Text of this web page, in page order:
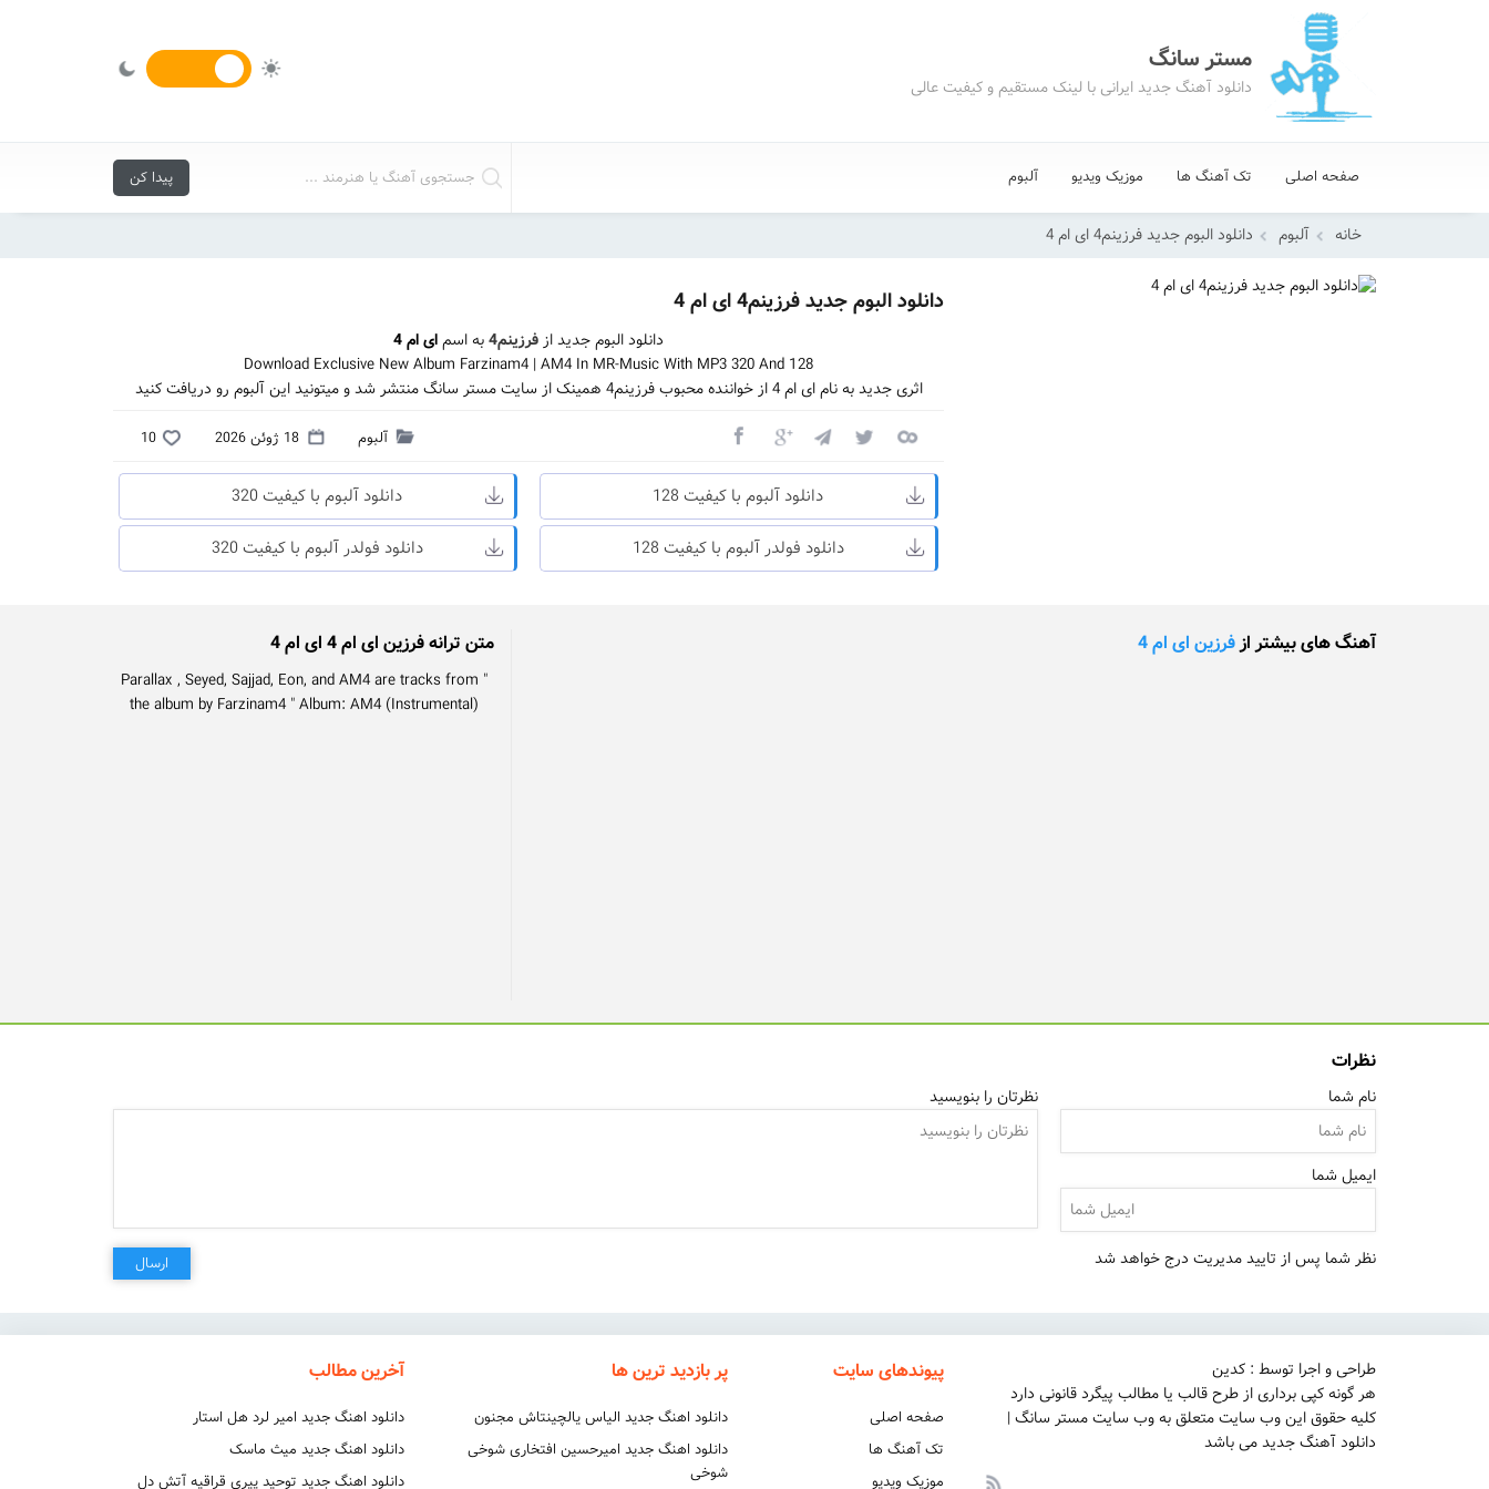
مستر سانگ
دانلود آهنگ جدید ایرانی با لینک مستقیم و کیفیت عالی
صفحه اصلی تک آهنگ ها موزیک ویدیو آلبوم
خانه آلبوم دانلود البوم جدید فرزینم4 ای ام 4
دانلود البوم جدید فرزینم4 ای ام 4
دانلود البوم جدید از فرزینم4 به اسمای ام 4
Download Exclusive New Album Farzinam4 | AM4 In MR-Music With MP3 320 And 128
اثری جدید به نام ای ام 4 از خواننده محبوب فرزینم4 همینک از سایت مستر سانگ منتشر شد و میتونید این آلبوم رو دریافت کنید
آلبوم 18 ژوئن 2026 10
دانلود آلبوم با کیفیت 128
دانلود آلبوم با کیفیت 320
دانلود فولدر آلبوم با کیفیت 128
دانلود فولدر آلبوم با کیفیت 320
آهنگ های بیشتر ازفرزین ای ام 4 متن ترانه فرزین ای ام 4 ای ام 4
" Parallax , Seyed, Sajjad, Eon, and AM4 are tracks from
the album by Farzinam4 " Album: AM4 (Instrumental)
نظرات
نام شما
ایمیل شما
نظرتان را بنویسید
نظر شما پس از تایید مدیریت درج خواهد شد ارسال
طراحی و اجرا توسط : کدین
هر گونه کپی برداری از طرح قالب یا مطالب پیگرد قانونی دارد
کلیه حقوق این وب سایت متعلق به وب سایت مستر سانگ |
دانلود آهنگ جدید می باشد
پیوندهای سایت
صفحه اصلی
تک آهنگ ها
موزیک ویدیو
پر بازدید ترین ها
دانلود اهنگ جدید الیاس یالچینتاش مجنون
دانلود اهنگ جدید امیرحسین افتخاری شوخی
شوخی
آخرین مطالب
دانلود اهنگ جدید امیر لرد هل استار
دانلود اهنگ جدید میث ماسک
دانلود اهنگ جدید توحید پیری قراقیه آتش دل